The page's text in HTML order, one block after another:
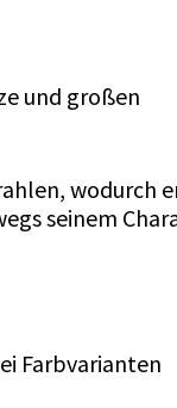
und großen
wodurch
seinem
Farbvarianten